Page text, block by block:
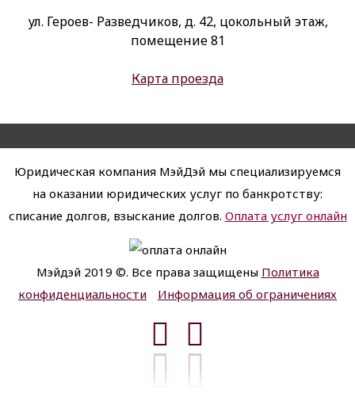
ул. Героев- Разведчиков, д. 42, цокольный этаж,
помещение 81
Карта проезда
Юридическая компания МэйДэй мы специализируемся
на оказании юридических услуг по банкротству:
списание долгов, взыскание долгов. Оплата услуг онлайн
Мэйдэй 2019 ©. Все права защищены Политика
конфиденциальности
Информация об ограничениях